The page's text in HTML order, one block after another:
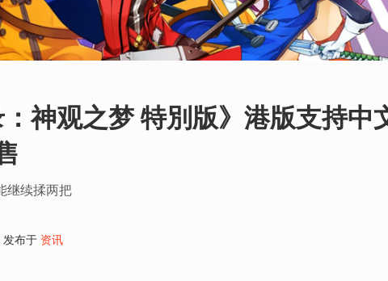
：神观之梦 特別版》港版支持中
继续揉两把
发布于 资讯